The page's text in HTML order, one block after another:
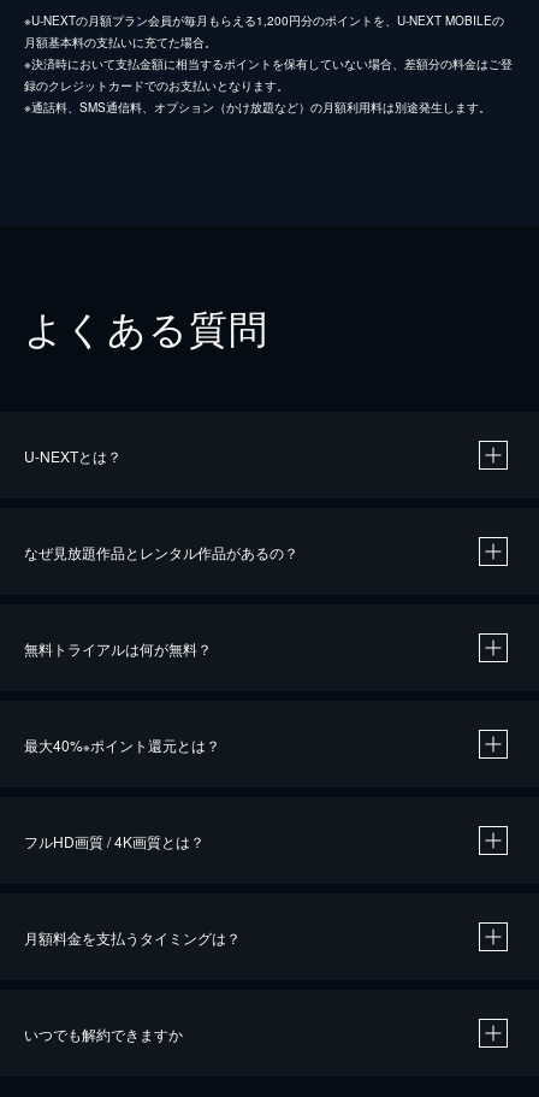
※U-NEXTの月額プラン会員が毎月もらえる1,200円分のポイントを、U-NEXT MOBILEの
月額基本料の支払いに充てた場合。
※決済時において支払金額に相当するポイントを保有していない場合、差額分の料金はご登
録のクレジットカードでのお支払いとなります。
※通話料、SMS通信料、オプション（かけ放題など）の月額利用料は別途発生します。
よくある質問
U-NEXTとは？
なぜ見放題作品とレンタル作品があるの？
無料トライアルは何が無料？
最大40%※ポイント還元とは？
※40％ポイント還元の対象は、クレジットカード決済による作品の購入 / レンタルです。
フルHD画質 / 4K画質とは？
月額料金を支払うタイミングは？
いつでも解約できますか